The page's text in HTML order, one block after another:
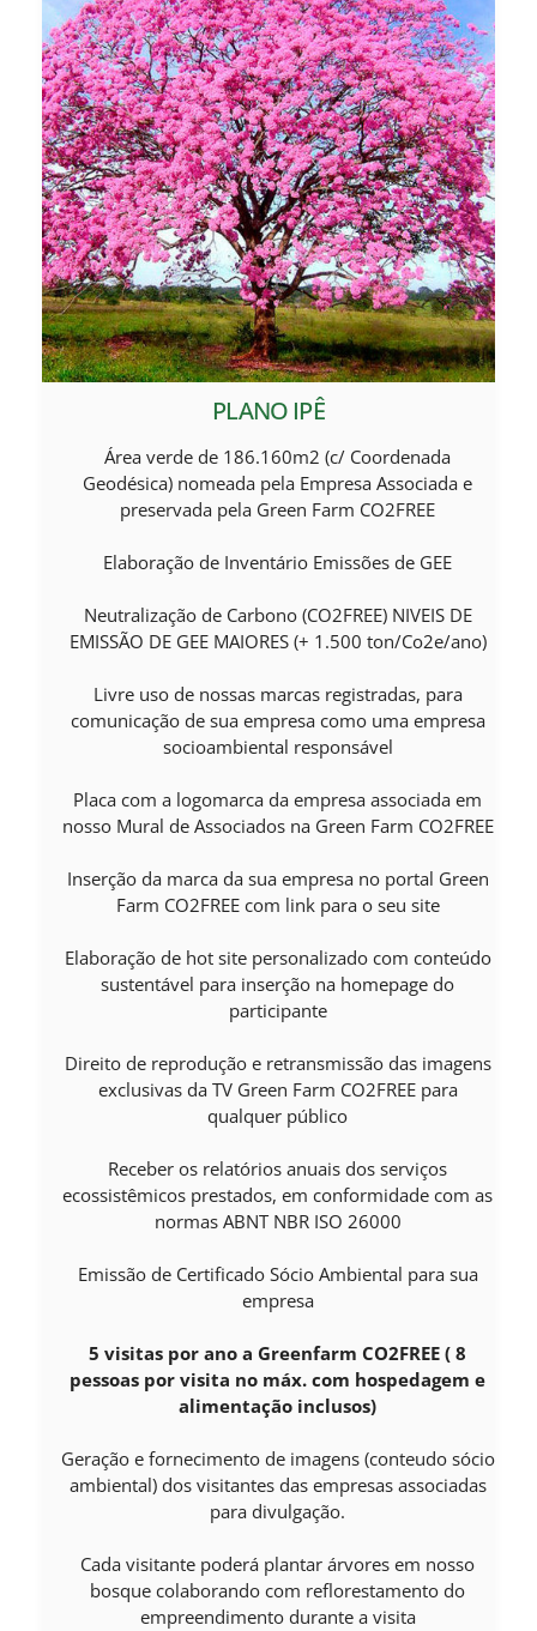
PLANO IPÊ
Área verde de 186.160m2 (c/ Coordenada
Geodésica) nomeada pela Empresa Associada e
preservada pela Green Farm CO2FREE
Elaboração de Inventário Emissões de GEE
Neutralização de Carbono (CO2FREE) NIVEIS DE
EMISSÃO DE GEE MAIORES (+ 1.500 ton/Co2e/ano)
Livre uso de nossas marcas registradas, para
comunicação de sua empresa como uma empresa
socioambiental responsável
Placa com a logomarca da empresa associada em
nosso Mural de Associados na Green Farm CO2FREE
Inserção da marca da sua empresa no portal Green
Farm CO2FREE com link para o seu site
Elaboração de hot site personalizado com conteúdo
sustentável para inserção na homepage do
participante
Direito de reprodução e retransmissão das imagens
exclusivas da TV Green Farm CO2FREE para
qualquer público
Receber os relatórios anuais dos serviços
ecossistêmicos prestados, em conformidade com as
normas ABNT NBR ISO 26000
Emissão de Certificado Sócio Ambiental para sua
empresa
5 visitas por ano a Greenfarm CO2FREE ( 8
pessoas por visita no máx. com hospedagem e
alimentação inclusos)
Geração e fornecimento de imagens (conteudo sócio
ambiental) dos visitantes das empresas associadas
para divulgação.
Cada visitante poderá plantar árvores em nosso
bosque colaborando com reflorestamento do
empreendimento durante a visita